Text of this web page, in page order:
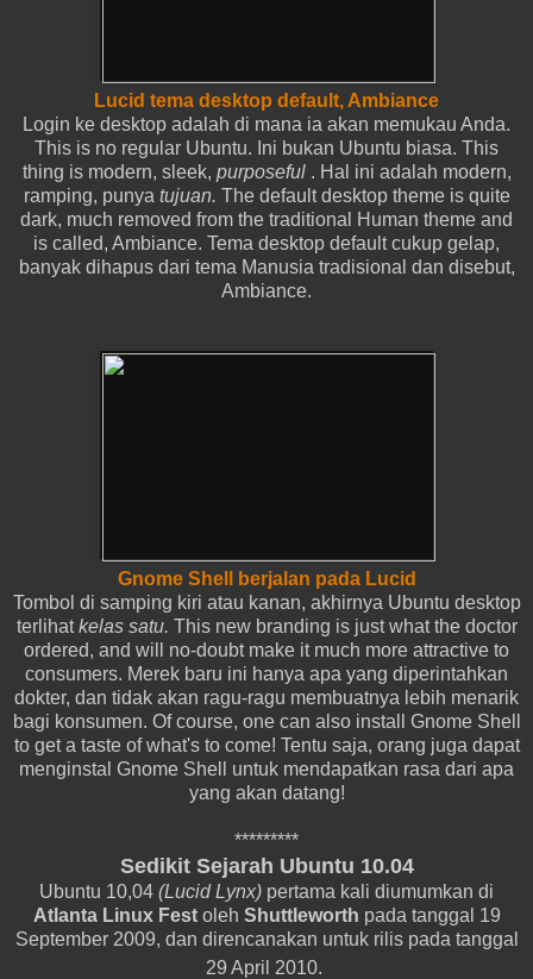
Lucid tema desktop default, Ambiance
Login ke desktop adalah di mana ia akan memukau Anda.
This is no regular Ubuntu. Ini bukan Ubuntu biasa. This
thing is modern, sleek, purposeful. Hal ini adalah modern,
ramping, punya tujuan. The default desktop theme is quite
dark, much removed from the traditional Human theme and
is called, Ambiance. Tema desktop default cukup gelap,
banyak dihapus dari tema Manusia tradisional dan disebut,
Ambiance.
Gnome Shell berjalan pada Lucid
Tombol di samping kiri atau kanan, akhirnya Ubuntu desktop
terlihatkelas satu. This new branding is just what the doctor
ordered, and will no-doubt make it much more attractive to
consumers. Merek baru ini hanya apa yang diperintahkan
dokter, dan tidak akan ragu-ragu membuatnya lebih menarik
bagi konsumen. Of course, one can also install Gnome Shell
to get a taste of what's to come! Tentu saja, orang juga dapat
menginstal Gnome Shell untuk mendapatkan rasa dari apa
yang akan datang!
*********
Sedikit Sejarah Ubuntu 10.04
Ubuntu 10,04 (Lucid Lynx) pertama kali diumumkan di
Atlanta Linux Fest oleh Shuttleworth pada tanggal 19
September 2009, dan direncanakan untuk rilis pada tanggal
29 April 2010.